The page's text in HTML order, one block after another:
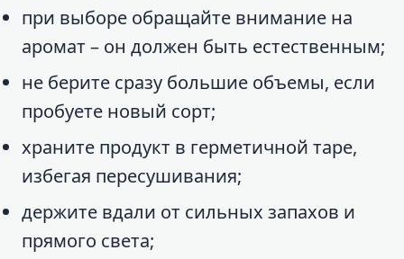
при выборе обращайте внимание на
аромат – он должен быть естественным;
не берите сразу большие объемы, если
пробуете новый сорт;
храните продукт в герметичной таре,
избегая пересушивания;
держите вдали от сильных запахов и
прямого света;